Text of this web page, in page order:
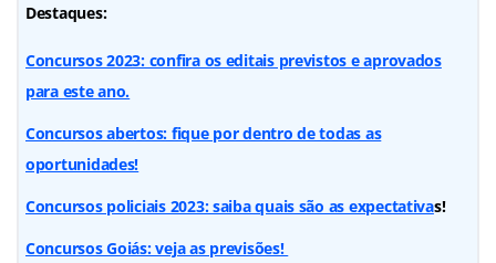
Destaques:
Concursos 2023: confira os editais previstos e aprovados
para este ano.
Concursos abertos: fique por dentro de todas as
oportunidades!
Concursos policiais 2023: saiba quais são as expectativas!
Concursos Goiás: veja as previsões!